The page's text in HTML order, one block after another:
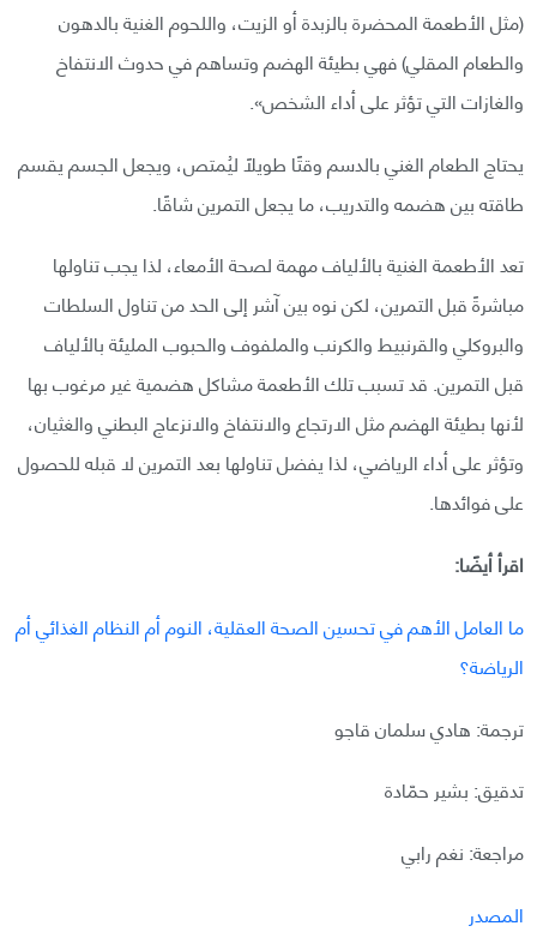
(مثل الأطعمة المحضرة بالزبدة أو الزيت، واللحوم الغنية بالدهون
والطعام المقلي) فهي بطيئة الهضم وتساهم في حدوث الانتفاخ
والغازات التي تؤثر على أداء الشخص».
يحتاج الطعام الغني بالدسم وقتًا طويلًا ليُمتص، ويجعل الجسم يقسم
طاقته بين هضمه والتدريب، ما يجعل التمرين شاقًا.
تعد الأطعمة الغنية بالألياف مهمة لصحة الأمعاء، لذا يجب تناولها
مباشرةً قبل التمرين، لكن نوه بين آشر إلى الحد من تناول السلطات
والبروكلي والقرنبيط والكرنب والملفوف والحبوب المليئة بالألياف
قبل التمرين. قد تسبب تلك الأطعمة مشاكل هضمية غير مرغوب بها
لأنها بطيئة الهضم مثل الارتجاع والانتفاخ والانزعاج البطني والغثيان،
وتؤثر على أداء الرياضي، لذا يفضل تناولها بعد التمرين لا قبله للحصول
على فوائدها.
اقرأ أيضًا:
ما العامل الأهم في تحسين الصحة العقلية، النوم أم النظام الغذائي أم
الرياضة؟
ترجمة: هادي سلمان قاجو
تدقيق: بشير حمّادة
مراجعة: نغم رابي
المصدر